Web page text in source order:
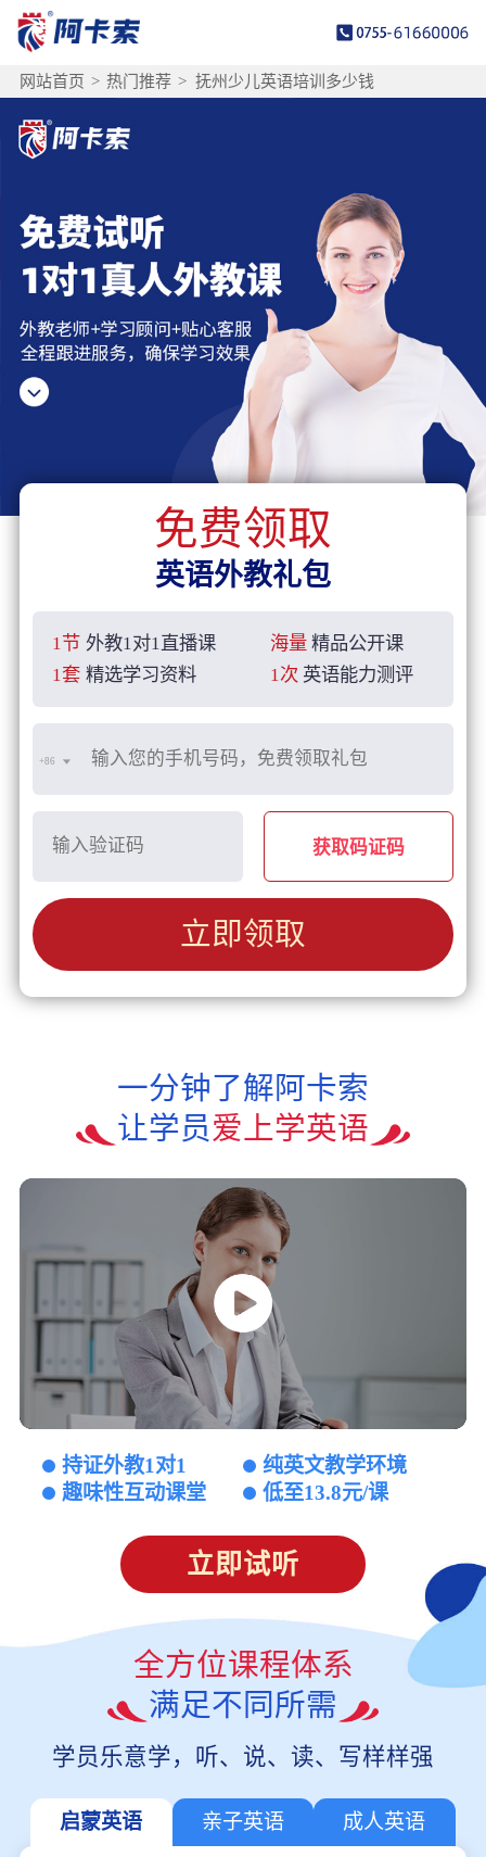
网站首页 > 热门推荐 > 抚州少儿英语培训多少钱
免费领取
英语外教礼包
1节 外教1对1直播课 海量 精品公开课
1套 精选学习资料 1次 英语能力测评
+86
获取码证码
立即领取
一分钟了解阿卡索
让学员爱上学英语
持证外教1对1
纯英文教学环境
趣味性互动课堂
低至13.8元/课
立即试听
全方位课程体系
满足不同所需
学员乐意学，听、说、读、写样样强
启蒙英语 亲子英语 成人英语